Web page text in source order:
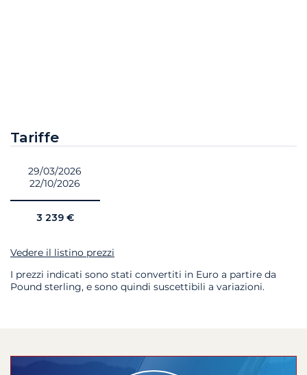
Tariffe
29/03/2026
22/10/2026
3 239 €
Vedere il listino prezzi
I prezzi indicati sono stati convertiti in Euro a partire da
Pound sterling, e sono quindi suscettibili a variazioni.